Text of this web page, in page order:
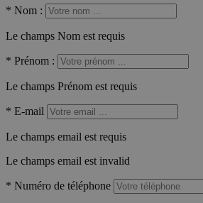
* Nom :
Le champs Nom est requis
* Prénom :
Le champs Prénom est requis
* E-mail
Le champs email est requis
Le champs email est invalid
* Numéro de téléphone